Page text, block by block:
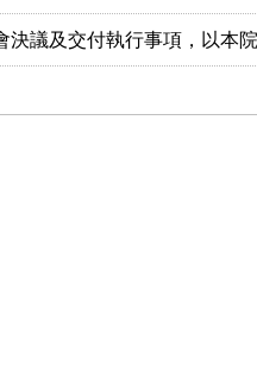
決議及交付執行事項，以本院